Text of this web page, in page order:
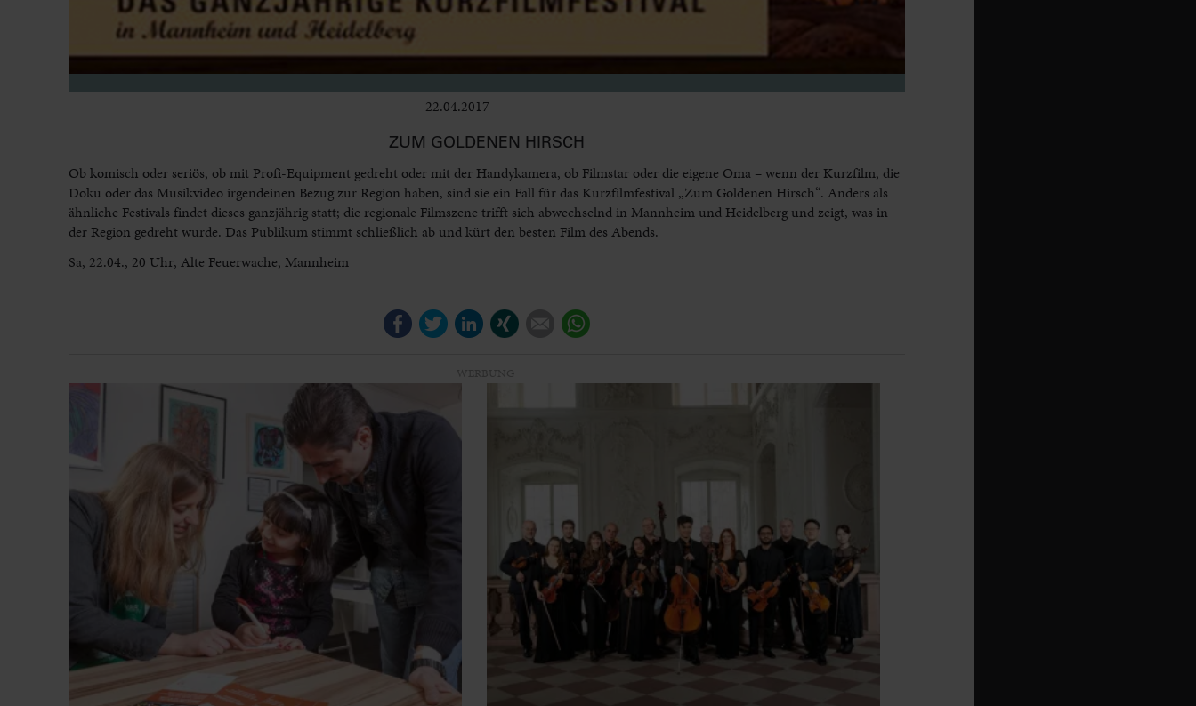
22.04.2017
ZUM GOLDENEN HIRSCH
Ob komisch oder seriös, ob mit Profi-Equipment gedreht oder mit der Handykamera, ob Filmstar oder die eigene Oma – wenn der Kurzfilm, die
Doku oder das Musikvideo irgendeinen Bezug zur Region haben, sind sie ein Fall für das Kurzfilmfestival „Zum Goldenen Hirsch“. Anders als
ähnliche Festivals findet dieses ganzjährig statt; die regionale Filmszene trifft sich abwechselnd in Mannheim und Heidelberg und zeigt, was in
der Region gedreht wurde. Das Publikum stimmt schließlich ab und kürt den besten Film des Abends.
Sa, 22.04., 20 Uhr, Alte Feuerwache, Mannheim
FacebookTwitterLinkedIn E-mail